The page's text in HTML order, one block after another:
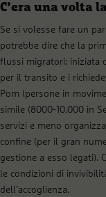
C’era una volta
Se si volesse fare un
potrebbe dire che la
flussi migratori: iniziata
per il transito e i
Pom (persone in
simile (8000-10.000 in
servizi e meno
confine (per il gran
gestione a esso legati).
le condizioni di
dell’accoglienza.